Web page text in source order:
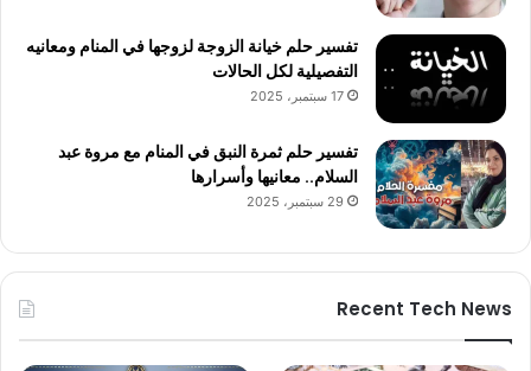
تفسير حلم خيانة الزوجة لزوجها في المنام ومعانيه
التفصيلية لكل الحالات
17 سبتمبر، 2025
تفسير حلم ثمرة النبق في المنام مع مروة عبد
السلام.. معانيها وأسرارها
29 سبتمبر، 2025
Recent Tech News